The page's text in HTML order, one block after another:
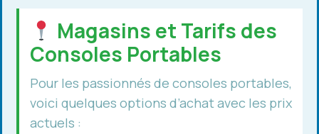
Magasins et Tarifs des
Consoles Portables
Pour les passionnés de consoles portables,
voici quelques options d’achat avec les prix
actuels :